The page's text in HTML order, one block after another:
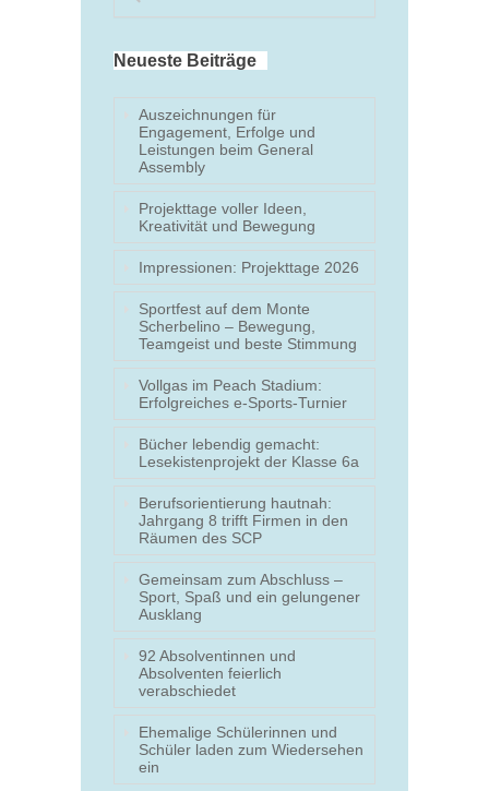
Neueste Beiträge
Auszeichnungen für
Engagement, Erfolge und
Leistungen beim General
Assembly
Projekttage voller Ideen,
Kreativität und Bewegung
Impressionen: Projekttage 2026
Sportfest auf dem Monte
Scherbelino – Bewegung,
Teamgeist und beste Stimmung
Vollgas im Peach Stadium:
Erfolgreiches e-Sports-Turnier
Bücher lebendig gemacht:
Lesekistenprojekt der Klasse 6a
Berufsorientierung hautnah:
Jahrgang 8 trifft Firmen in den
Räumen des SCP
Gemeinsam zum Abschluss –
Sport, Spaß und ein gelungener
Ausklang
92 Absolventinnen und
Absolventen feierlich
verabschiedet
Ehemalige Schülerinnen und
Schüler laden zum Wiedersehen
ein